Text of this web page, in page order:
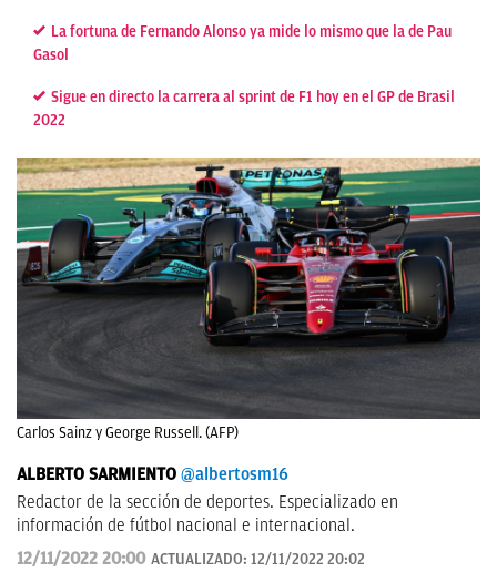
La fortuna de Fernando Alonso ya mide lo mismo que la de Pau
Gasol
Sigue en directo la carrera al sprint de F1 hoy en el GP de Brasil
2022
Carlos Sainz y George Russell. (AFP)
ALBERTO SARMIENTO @albertosm16
Redactor de la sección de deportes. Especializado en
información de fútbol nacional e internacional.
12/11/2022 20:00 ACTUALIZADO: 12/11/2022 20:02